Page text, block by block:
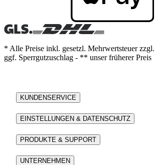
* Alle Preise inkl. gesetzl. Mehrwertsteuer
ggf. Sperrgutzuschlag - ** unser früherer Preis
KUNDENSERVICE
EINSTELLUNGEN & DATENSCHUTZ
PRODUKTE & SUPPORT
UNTERNEHMEN